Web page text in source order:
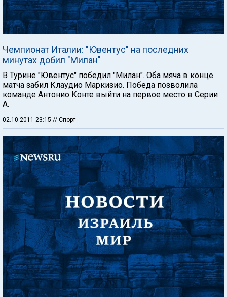
Чемпионат Италии: "Ювентус" на последних
минутах добил "Милан"
В Турине "Ювентус" победил "Милан". Оба мяча в конце
матча забил Клаудио Маркизио. Победа позволила
команде Антонио Конте выйти на первое место в Серии
А.
02.10.2011 23:15 // Спорт